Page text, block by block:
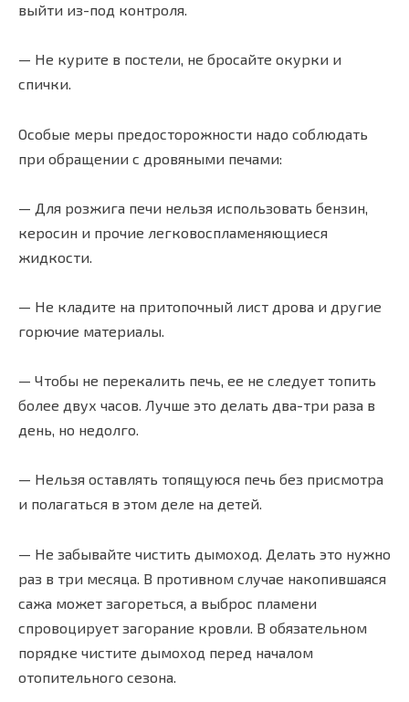
выйти из-под контроля.
— Не курите в постели, не бросайте окурки и
спички.
Особые меры предосторожности надо соблюдать
при обращении с дровяными печами:
— Для розжига печи нельзя использовать бензин,
керосин и прочие легковоспламеняющиеся
жидкости.
— Не кладите на притопочный лист дрова и другие
горючие материалы.
— Чтобы не перекалить печь, ее не следует топить
более двух часов. Лучше это делать два-три раза в
день, но недолго.
— Нельзя оставлять топящуюся печь без присмотра
и полагаться в этом деле на детей.
— Не забывайте чистить дымоход. Делать это нужно
раз в три месяца. В противном случае накопившаяся
сажа может загореться, а выброс пламени
спровоцирует загорание кровли. В обязательном
порядке чистите дымоход перед началом
отопительного сезона.